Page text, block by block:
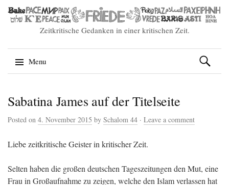
Zeitkritische Gedanken in einer kritischen Zeit.
Menu
to
Suchen
nach:
Sabatina James auf der Titelseite
Posted on 4. November 2015 by Schalom 44 · Leave a comment
Liebe zeitkritische Geister in kritischer Zeit.
Selten haben die großen deutschen Tageszeitungen den Mut, eine
Frau in Großaufnahme zu zeigen, welche den Islam verlassen hat